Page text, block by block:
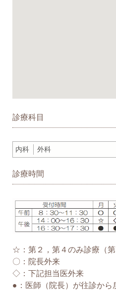
診療科目
内科 外科
診療時間
☆：第２，第４のみ診療（第
〇：院長外来
◇：下記担当医外来
●：医師（院長）が往診から